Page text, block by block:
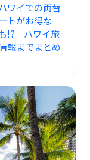
ワイでの両替
トがお得な
も!? ハワイ旅
報までまとめ